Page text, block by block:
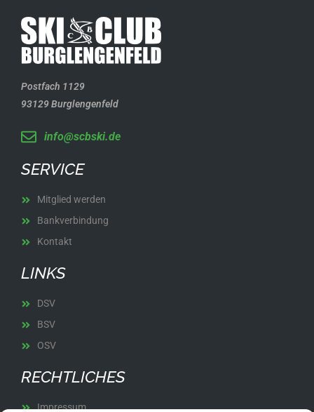
Postfach 1129
93129 Burglengenfeld
info@scbski.de
SERVICE
Mitglied werden
Bankverbindung
Kontakt
LINKS
DSV
BSV
OSV
RECHTLICHES
Impressum